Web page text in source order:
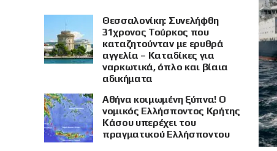
Θεσσαλονίκη: Συνελήφθη
31χρονος Τούρκος που
καταζητούνταν με ερυθρά
αγγελία – Καταδίκες για
ναρκωτικά, όπλο και βίαια
αδικήματα
Αθήνα κοιμωμένη ξύπνα! Ο
νομικός Ελλήσποντος Κρήτης
Κάσου υπερέχει του
πραγματικού Ελλήσποντου